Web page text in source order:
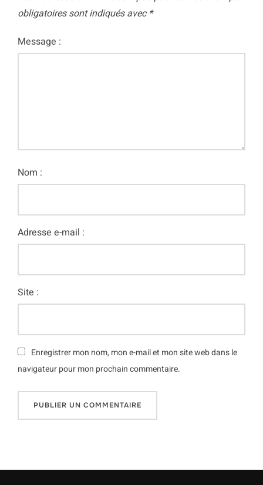
obligatoires sont indiqués avec*
Message :
Nom :
Adresse e-mail :
Site :
Enregistrer mon nom, mon e-mail et mon site web dans le
navigateur pour mon prochain commentaire.